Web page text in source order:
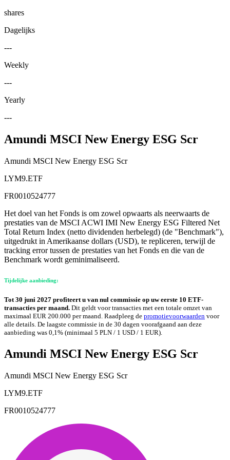
shares
Dagelijks
---
Weekly
---
Yearly
---
Amundi MSCI New Energy ESG Scr
Amundi MSCI New Energy ESG Scr
LYM9.ETF
FR0010524777
Het doel van het Fonds is om zowel opwaarts als neerwaarts de
prestaties van de MSCI ACWI IMI New Energy ESG Filtered Net
Total Return Index (netto dividenden herbelegd) (de "Benchmark"),
uitgedrukt in Amerikaanse dollars (USD), te repliceren, terwijl de
tracking error tussen de prestaties van het Fonds en die van de
Benchmark wordt geminimaliseerd.
Tijdelijke aanbieding:
Tot 30 juni 2027 profiteert u van nul commissie op uw eerste 10 ETF-
transacties per maand. Dit geldt voor transacties met een totale omzet van
maximaal EUR 200.000 per maand. Raadpleeg de promotievoorwaarden voor
alle details. De laagste commissie in de 30 dagen voorafgaand aan deze
aanbieding was 0,1% (minimaal 5 PLN / 1 USD / 1 EUR).
Amundi MSCI New Energy ESG Scr
Amundi MSCI New Energy ESG Scr
LYM9.ETF
FR0010524777